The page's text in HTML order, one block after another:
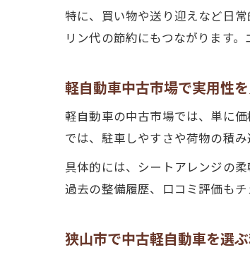
特に、買い物や送り迎えなど日
リン代の節約にもつながります
軽自動車中古市場で実用性
軽自動車の中古市場では、単に
では、駐車しやすさや荷物の積
具体的には、シートアレンジの
過去の整備履歴、口コミ評価も
狭山市で中古軽自動車を選